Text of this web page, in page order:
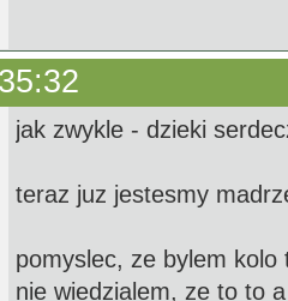
jak zwykle - dzieki
teraz juz jestesmy
pomyslec, ze bylem
nie wiedzialem, ze to to